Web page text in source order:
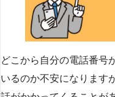
どこから自分の電話番号
いるのか不安になります